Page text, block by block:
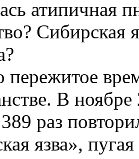
атипичная
Сибирская
пережитое
В
раз
язва»,